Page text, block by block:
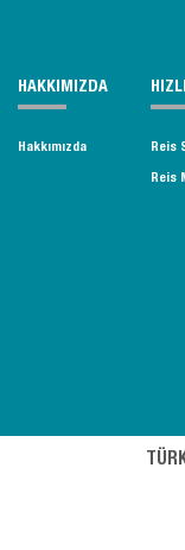
HAKKIMIZDA
Hakkımızda Reis
Reis